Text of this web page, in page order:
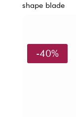
shape blade
-40%